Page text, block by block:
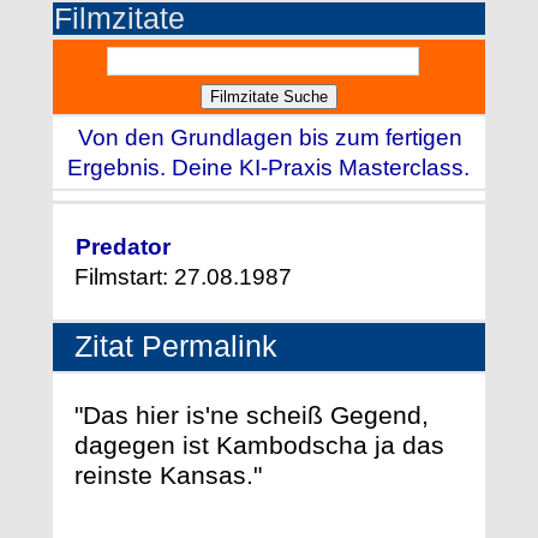
Filmzitate
Von den Grundlagen bis zum fertigen
Ergebnis. Deine KI-Praxis Masterclass.
Predator
Filmstart: 27.08.1987
Zitat Permalink
"Das hier is'ne scheiß Gegend,
dagegen ist Kambodscha ja das
reinste Kansas."